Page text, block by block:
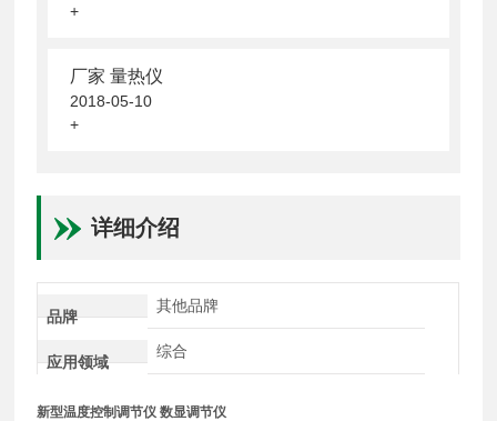
+
厂家 量热仪
2018-05-10
+
详细介绍
品牌
其他品牌
应用领域
综合
新型温度控制调节仪 数显调节仪